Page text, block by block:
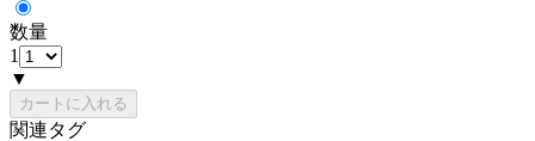
数量
1
▼
カートに入れる
関連タグ